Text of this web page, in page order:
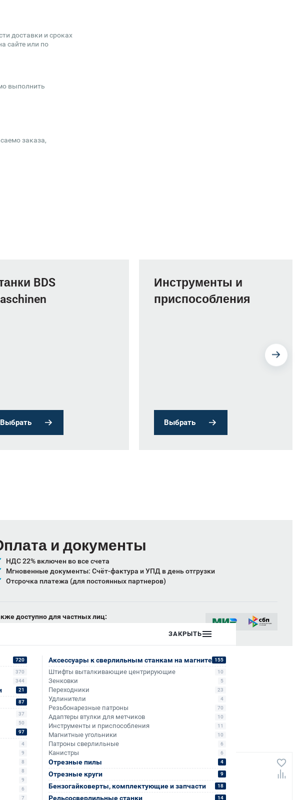
доставки и сроках
сайте или по
выполнить
заказа,
BDS
Выбрать
Инструменты и
приспособления
Выбрать
и документы
НДС 22% включен во все счета
Мгновенные документы: Счёт-фактура и УПД в день отгрузки
Отсрочка платежа (для постоянных партнеров)
доступно для частных лиц:
+384
ЗАКРЫТЬ
720
370
344
21
87
37
50
97
4
9
8
8
9
6
7
Аксессуары к сверлильным станкам на магните 155
Штифты выталкивающие центрирующие 10
Зенковки 5
Переходники 23
Удлинители 4
Резьбонарезные патроны 70
Адаптеры втулки для метчиков 10
Инструменты и приспособления 11
Магнитные угольники 10
Патроны сверлильные 6
Канистры 6
Отрезные пилы 4
Отрезные круги 9
Бензогайковерты, комплектующие и запчасти 18
Рельсосверлильные станки 14